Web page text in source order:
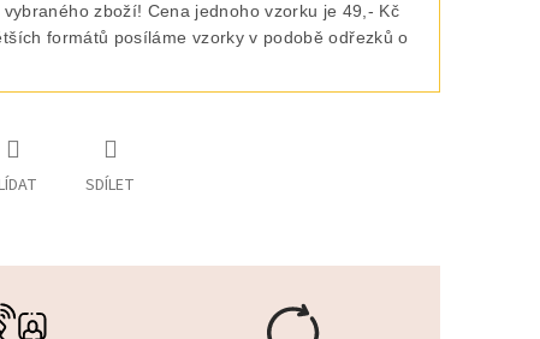
vybraného zboží! Cena jednoho vzorku je 49,- Kč
formátů posíláme vzorky v podobě odřezků o
SDÍLET